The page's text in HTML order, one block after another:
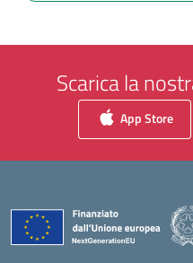
Scarica la
App Store